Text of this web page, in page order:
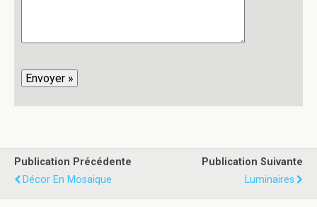
Publication Précédente
Décor En Mosaique
Publication Suivante
Luminaires